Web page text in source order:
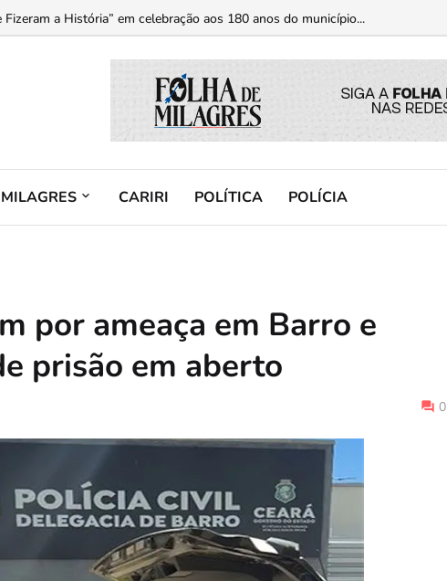
a História” em celebração aos 180 anos do município...
MILAGRES CARIRI POLÍTICA POLÍCIA
por ameaça em Barro e
prisão em aberto
0